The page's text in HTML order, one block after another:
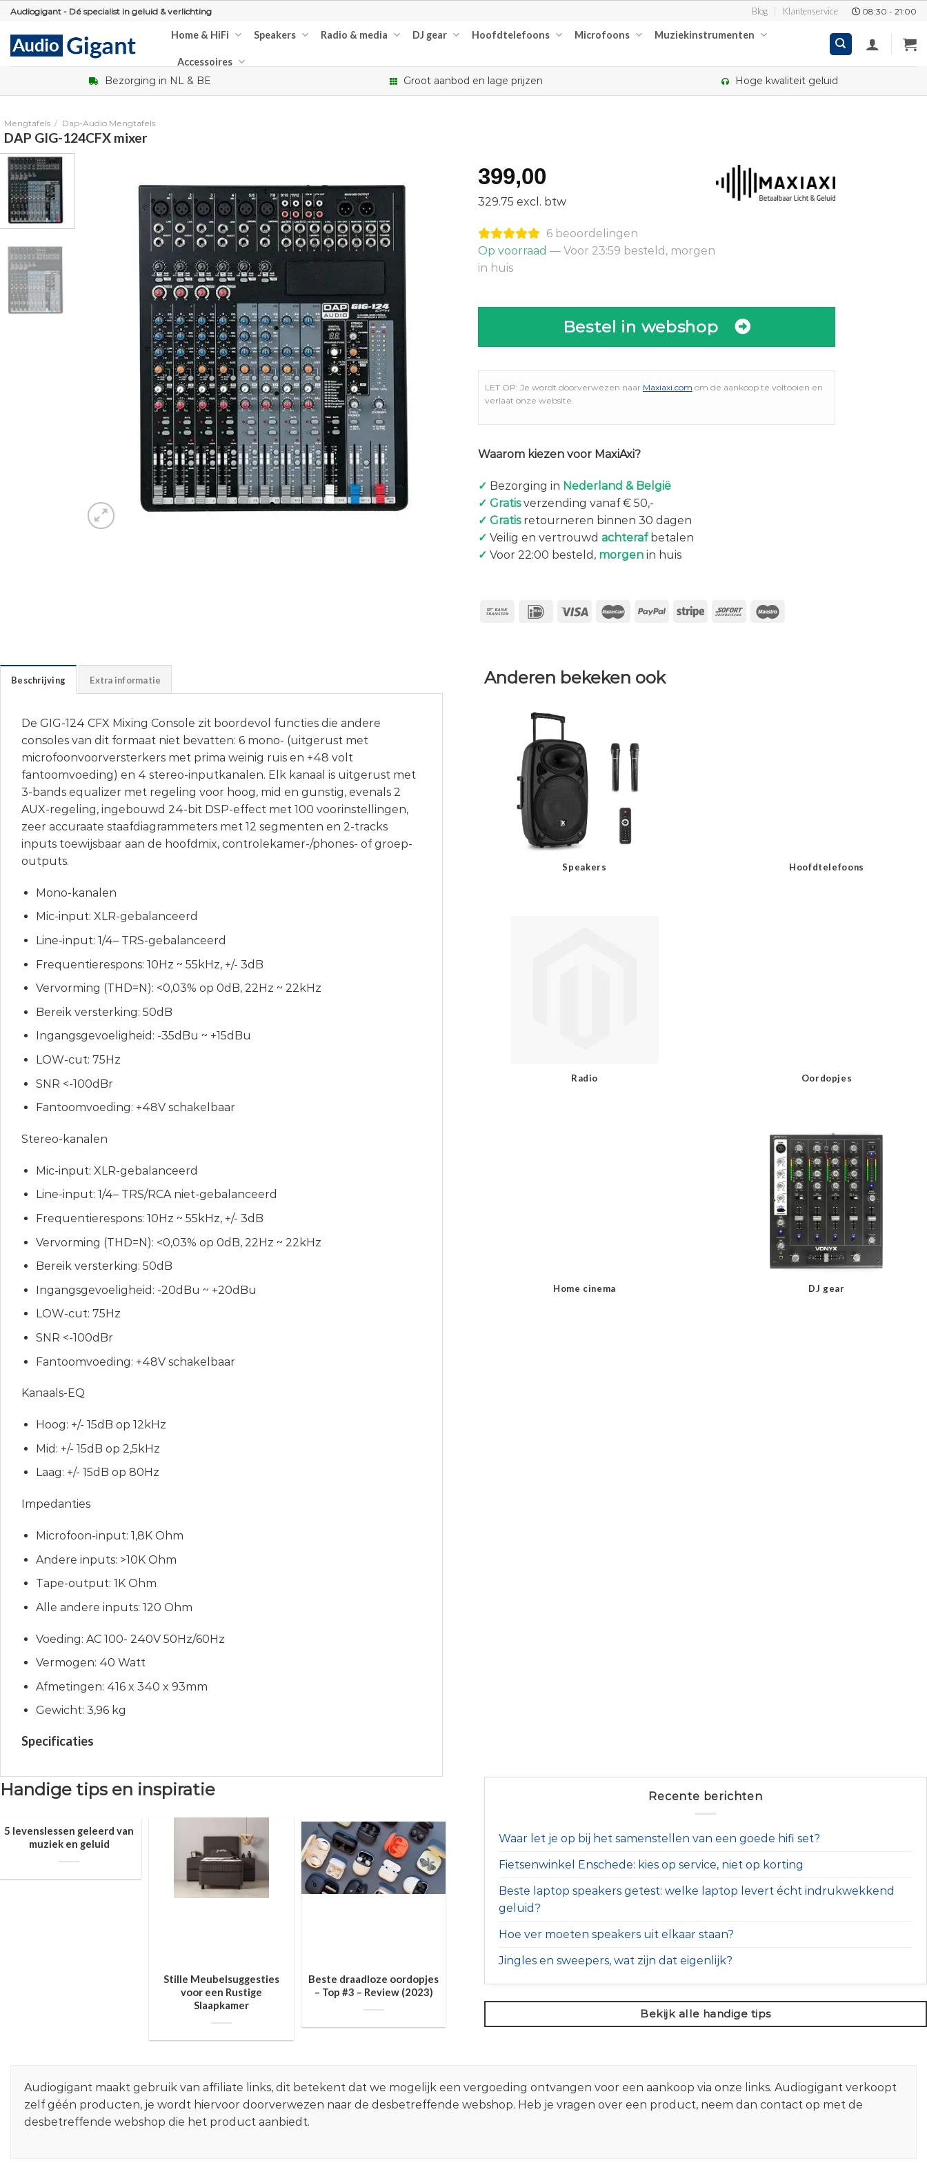
Skip
content
Audiogigant - Dé specialist in geluid & verlichting Blog Klantenservice 08:30 - 21:00
Home & HiFi Speakers Radio & media DJ gear Hoofdtelefoons Microfoons Muziekinstrumenten
Accessoires
Bezorging in NL & BE Groot aanbod en lage prijzen Hoge kwaliteit geluid
Mengtafels / Dap-Audio Mengtafels
DAP GIG-124CFX mixer
399,00
329.75 excl. btw
6 beoordelingen
Op voorraad — Voor 23:59 besteld, morgen
in huis
Bestel in webshop
LET OP: Je wordt doorverwezen naar Maxiaxi.com om de aankoop te voltooien en
verlaat onze website.
Waarom kiezen voor MaxiAxi?
✓ Bezorging in Nederland & België
✓ Gratisverzending vanaf € 50,-
✓ Gratisretourneren binnen 30 dagen
✓ Veilig en vertrouwd achterafbetalen
✓ Voor 22:00 besteld, morgenin huis
Beschrijving Extra informatie
De GIG-124 CFX Mixing Console zit boordevol functies die andere
consoles van dit formaat niet bevatten: 6 mono- (uitgerust met
microfoonvoorversterkers met prima weinig ruis en +48 volt
fantoomvoeding) en 4 stereo-inputkanalen. Elk kanaal is uitgerust met
3-bands equalizer met regeling voor hoog, mid en gunstig, evenals 2
AUX-regeling, ingebouwd 24-bit DSP-effect met 100 voorinstellingen,
zeer accuraate staafdiagrammeters met 12 segmenten en 2-tracks
inputs toewijsbaar aan de hoofdmix, controlekamer-/phones- of groep-
outputs.
Mono-kanalen
Mic-input: XLR-gebalanceerd
Line-input: 1/4– TRS-gebalanceerd
Frequentierespons: 10Hz ~ 55kHz, +/- 3dB
Vervorming (THD=N): <0,03% op 0dB, 22Hz ~ 22kHz
Bereik versterking: 50dB
Ingangsgevoeligheid: -35dBu ~ +15dBu
LOW-cut: 75Hz
SNR <-100dBr
Fantoomvoeding: +48V schakelbaar
Stereo-kanalen
Mic-input: XLR-gebalanceerd
Line-input: 1/4– TRS/RCA niet-gebalanceerd
Frequentierespons: 10Hz ~ 55kHz, +/- 3dB
Vervorming (THD=N): <0,03% op 0dB, 22Hz ~ 22kHz
Bereik versterking: 50dB
Ingangsgevoeligheid: -20dBu ~ +20dBu
LOW-cut: 75Hz
SNR <-100dBr
Fantoomvoeding: +48V schakelbaar
Kanaals-EQ
Hoog: +/- 15dB op 12kHz
Mid: +/- 15dB op 2,5kHz
Laag: +/- 15dB op 80Hz
Impedanties
Microfoon-input: 1,8K Ohm
Andere inputs: >10K Ohm
Tape-output: 1K Ohm
Alle andere inputs: 120 Ohm
Voeding: AC 100- 240V 50Hz/60Hz
Vermogen: 40 Watt
Afmetingen: 416 x 340 x 93mm
Gewicht: 3,96 kg
Specificaties
Anderen bekeken ook
Speakers Hoofdtelefoons
Radio Oordopjes
Home cinema DJ gear
Handige tips en inspiratie
5 levenslessen geleerd van
muziek en geluid
Stille Meubelsuggesties
voor een Rustige
Slaapkamer
Beste draadloze oordopjes
– Top #3 – Review (2023)
Recente berichten
Waar let je op bij het samenstellen van een goede hifi set?
Fietsenwinkel Enschede: kies op service, niet op korting
Beste laptop speakers getest: welke laptop levert écht indrukwekkend
geluid?
Hoe ver moeten speakers uit elkaar staan?
Jingles en sweepers, wat zijn dat eigenlijk?
Bekijk alle handige tips
Audiogigant maakt gebruik van affiliate links, dit betekent dat we mogelijk een vergoeding ontvangen voor een aankoop via onze links. Audiogigant verkoopt
zelf géén producten, je wordt hiervoor doorverwezen naar de desbetreffende webshop. Heb je vragen over een product, neem dan contact op met de
desbetreffende webshop die het product aanbiedt.